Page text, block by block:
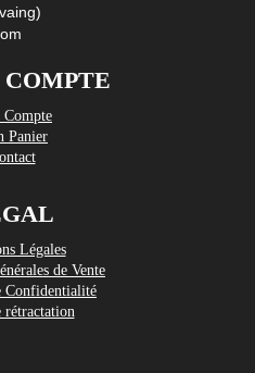
Compte
Panier
Légales
de Vente
Confidentialité
rétractation